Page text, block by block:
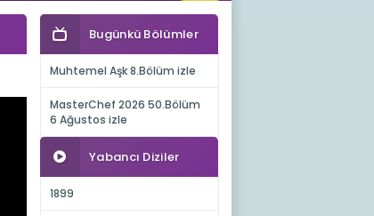
Bugünkü Bölümler
Muhtemel Aşk 8.Bölüm izle
MasterChef 2026 50.Bölüm
6 Ağustos izle
Yabancı Diziler
1899